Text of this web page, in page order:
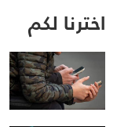
اخترنا لكم